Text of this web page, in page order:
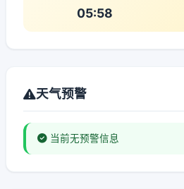
05:58
天气预警
当前无预警信息